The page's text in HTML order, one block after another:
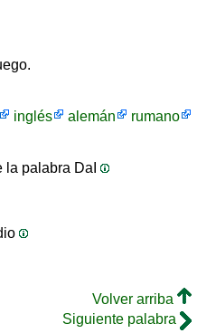
inglés alemán
rumano
la palabra DaI
Volver arriba
Siguiente palabra